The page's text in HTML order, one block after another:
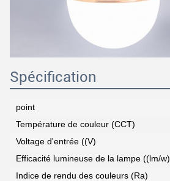
Spécification
point
Température de couleur (CCT)
Voltage d'entrée ((V)
Efficacité lumineuse de la lampe ((lm/w)
Indice de rendu des couleurs (Ra)